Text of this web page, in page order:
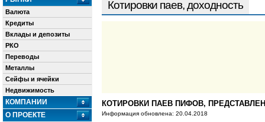
Валюта
Кредиты
Вклады и депозиты
РКО
Переводы
Металлы
Сейфы и ячейки
Недвижимость
КОМПАНИИ
О ПРОЕКТЕ
Котировки паев, доходность
КОТИРОВКИ ПАЕВ ПИФОВ,
Информация обновлена: 20.04.2018